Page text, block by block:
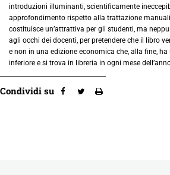
introduzioni illuminanti, scientificamente
approfondimento rispetto alla trattazione
costituisce un’attrattiva per gli studenti, ma
agli occhi dei docenti, per pretendere che il libro
e non in una edizione economica che, alla fine,
inferiore e si trova in libreria in ogni mese
Condividi su